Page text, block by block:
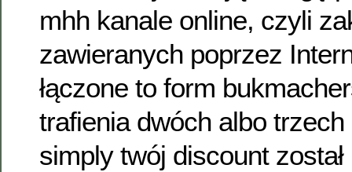
mhh kanale online, czyli
zawieranych poprzez
łączone to form
trafienia dwóch albo
simply twój discount